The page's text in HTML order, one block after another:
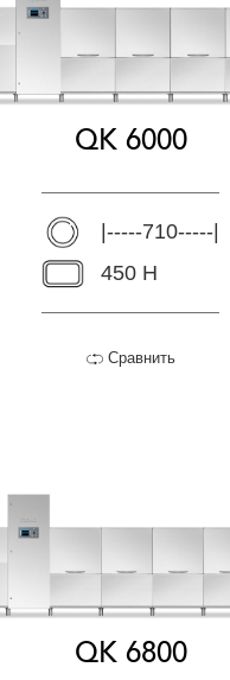
QK 6000
|-----710-----|
450 H
Сравнить
QK 6800